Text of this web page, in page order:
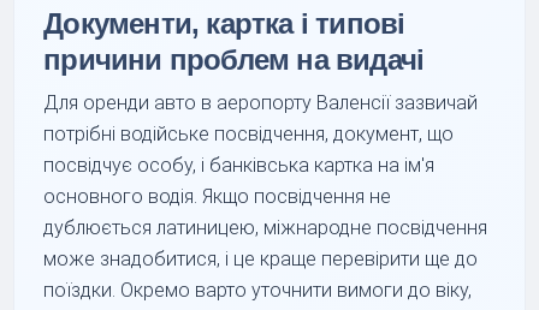
Документи, картка і типові
причини проблем на видачі
Для оренди авто в аеропорту Валенсії зазвичай
потрібні водійське посвідчення, документ, що
посвідчує особу, і банківська картка на ім'я
основного водія. Якщо посвідчення не
дублюється латиницею, міжнародне посвідчення
може знадобитися, і це краще перевірити ще до
поїздки. Окремо варто уточнити вимоги до віку,